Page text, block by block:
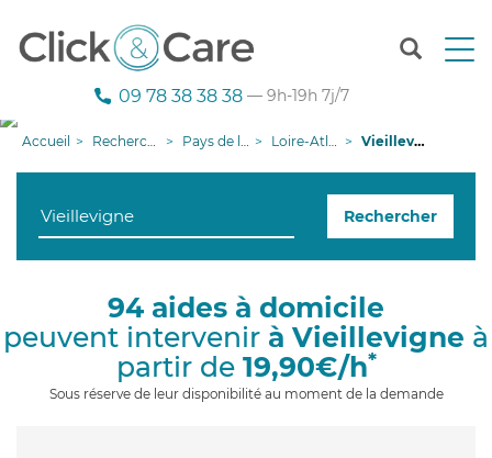
T
n
g
i
09 78 38 38 38 — 9h-19h 7j/7
Accueil Recherche aide à domicile Pays de la Loire Loire-Atlantique Vieillevigne
Rechercher
94 aides à domicile
peuvent intervenir à Vieillevigne à
partir de 19,90€/h*
Sous réserve de leur disponibilité au moment de la demande